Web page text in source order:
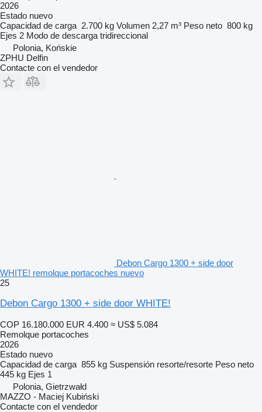
2026
Estado nuevo
Capacidad de carga 2.700 kg Volumen 2,27 m³ Peso neto 800 kg
Ejes 2 Modo de descarga tridireccional
Polonia, Końskie
ZPHU Delfin
Contacte con el vendedor
Debon Cargo 1300 + side door
WHITE! remolque portacoches nuevo
25
Debon Cargo 1300 + side door WHITE!
COP 16.180.000 EUR 4.400 ≈ US$ 5.084
Remolque portacoches
2026
Estado nuevo
Capacidad de carga 855 kg Suspensión resorte/resorte Peso neto
445 kg Ejes 1
Polonia, Gietrzwałd
MAZZO - Maciej Kubiński
Contacte con el vendedor